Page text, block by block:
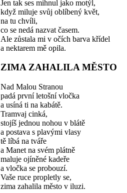
Jen tak ses mihnul jako motýl,
když miluje svůj oblíbený květ,
na tu chvíli,
co se nedá nazvat časem.
Ale zůstala mi v očích barva křídel
a nektarem mě opila.
ZIMA ZAHALILA MĚSTO
Nad Malou Stranou
padá první letošní vločka
a usíná ti na kabátě.
Tramvaj cinká,
stojíš jednou nohou v blátě
a postava s plavými vlasy
tě líbá na tváře
a Manet na svém plátně
maluje ojíněné kadeře
a vločka se probouzí.
Vaše ruce propletly se,
zima zahalila město v iluzi.